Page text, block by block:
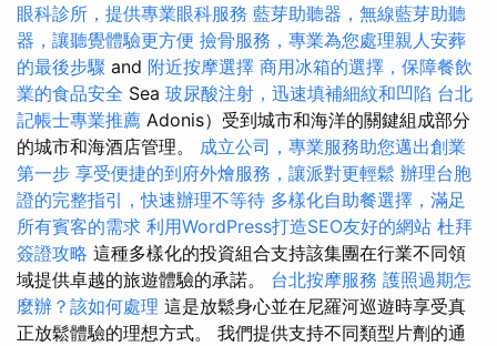
眼科診所，提供專業眼科服務 藍芽助聽器，無線藍芽助聽
器，讓聽覺體驗更方便 撿骨服務，專業為您處理親人安葬
的最後步驟 and 附近按摩選擇 商用冰箱的選擇，保障餐飲
業的食品安全 Sea 玻尿酸注射，迅速填補細紋和凹陷 台北
記帳士專業推薦 Adonis）受到城市和海洋的關鍵組成部分
的城市和海酒店管理。 成立公司，專業服務助您邁出創業
第一步 享受便捷的到府外燴服務，讓派對更輕鬆 辦理台胞
證的完整指引，快速辦理不等待 多樣化自助餐選擇，滿足
所有賓客的需求 利用WordPress打造SEO友好的網站 杜拜
簽證攻略 這種多樣化的投資組合支持該集團在行業不同領
域提供卓越的旅遊體驗的承諾。 台北按摩服務 護照過期怎
麼辦？該如何處理 這是放鬆身心並在尼羅河巡遊時享受真
正放鬆體驗的理想方式。 我們提供支持不同類型片劑的通